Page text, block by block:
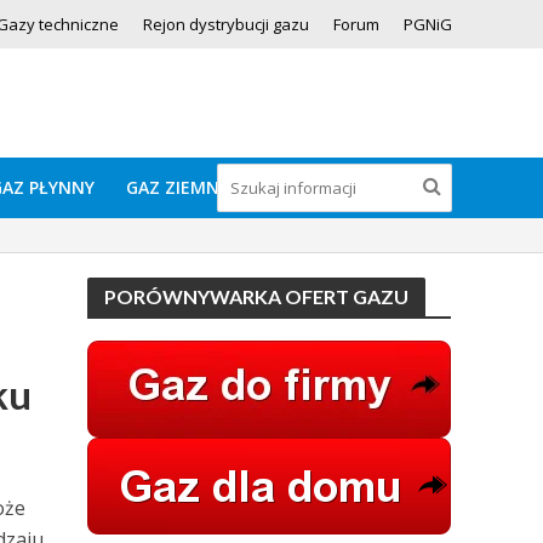
techniczne Rejon dystrybucji gazu Forum PGNiG
PŁYNNY GAZ ZIEMNY
PORÓWNYWARKA OFERT GAZU